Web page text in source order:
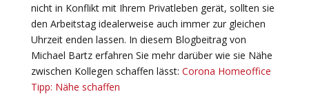
nicht in Konflikt mit Ihrem Privatleben gerät, sollten sie
den Arbeitstag idealerweise auch immer zur gleichen
Uhrzeit enden lassen. In diesem Blogbeitrag von
Michael Bartz erfahren Sie mehr darüber wie sie Nähe
zwischen Kollegen schaffen lässt: Corona Homeoffice
Tipp: Nähe schaffen